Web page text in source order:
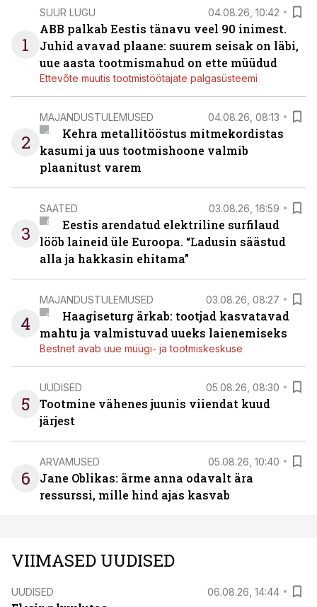
1
SUUR LUGU 04.08.26, 10:42
ABB palkab Eestis tänavu veel 90 inimest.
Juhid avavad plaane: suurem seisak on läbi,
uue aasta tootmismahud on ette müüdud
Ettevõte muutis tootmistöötajate palgasüsteemi
2
MAJANDUSTULEMUSED 04.08.26, 08:13
Kehra metallitööstus mitmekordistas
kasumi ja uus tootmishoone valmib
plaanitust varem
3
SAATED 03.08.26, 16:59
Eestis arendatud elektriline surfilaud
lööb laineid üle Euroopa. “Ladusin säästud
alla ja hakkasin ehitama”
4
MAJANDUSTULEMUSED 03.08.26, 08:27
Haagiseturg ärkab: tootjad kasvatavad
mahtu ja valmistuvad uueks laienemiseks
Bestnet avab uue müügi- ja tootmiskeskuse
5
UUDISED 05.08.26, 08:30
Tootmine vähenes juunis viiendat kuud
järjest
6
ARVAMUSED 05.08.26, 10:40
Jane Oblikas: ärme anna odavalt ära
ressurssi, mille hind ajas kasvab
VIIMASED UUDISED
UUDISED 06.08.26, 14:44